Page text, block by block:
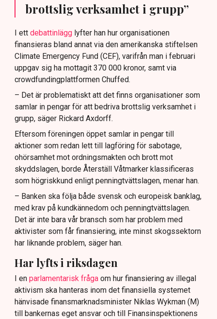
brottslig verksamhet i grupp”
I ett debattinlägg lyfter han hur organisationen
finansieras bland annat via den amerikanska stiftelsen
Climate Emergency Fund (CEF), varifrån man i februari
uppgav sig ha mottagit 370 000 kronor, samt via
crowdfundingplattformen Chuffed.
– Det är problematiskt att det finns organisationer som
samlar in pengar för att bedriva brottslig verksamhet i
grupp, säger Rickard Axdorff.
Eftersom föreningen öppet samlar in pengar till
aktioner som redan lett till lagföring för sabotage,
ohörsamhet mot ordningsmakten och brott mot
skyddslagen, borde Återställ Våtmarker klassificeras
som högriskkund enligt penningtvättslagen, menar han.
– Banken ska följa både svensk och europeisk banklag,
med krav på kundkännedom och penningtvättslagen.
Det är inte bara vår bransch som har problem med
aktivister som får finansiering, inte minst skogssektorn
har liknande problem, säger han.
Har lyfts i riksdagen
I en parlamentarisk fråga om hur finansiering av illegal
aktivism ska hanteras inom det finansiella systemet
hänvisade finansmarknadsminister Niklas Wykman (M)
till bankernas eget ansvar och till Finansinspektionens